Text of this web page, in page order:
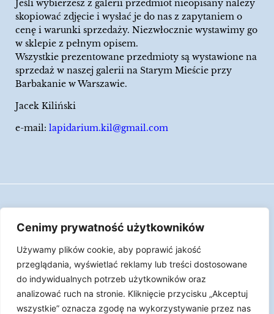
Cenimy prywatność użytkowników
Używamy plików cookie, aby poprawić jakość
przeglądania, wyświetlać reklamy lub treści dostosowane
do indywidualnych potrzeb użytkowników oraz
analizować ruch na stronie. Kliknięcie przycisku „Akceptuj
wszystkie” oznacza zgodę na wykorzystywanie przez nas
Jeśli wybierzesz z galerii przedmiot nieopisany należy
skopiować zdjęcie i wysłać je do nas z zapytaniem o
cenę i warunki sprzedaży. Niezwłocznie wystawimy go
w sklepie z pełnym opisem.
Wszystkie prezentowane przedmioty są wystawione na
sprzedaż w naszej galerii na Starym Mieście przy
Barbakanie w Warszawie.
Jacek Kiliński
e-mail: lapidarium.kil@gmail.com
Polityka Cookies
LAPIDARIUM Jacka Kilińskiego | Człowiek jest
epizodem w życiu przedmiotów.
Made with ♥︎ by Skydoo